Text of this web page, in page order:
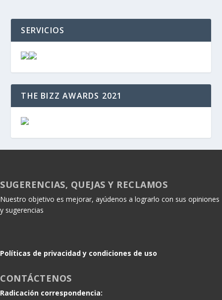
SERVICIOS
THE BIZZ AWARDS 2021
SUGERENCIAS, QUEJAS Y RECLAMOS
Nuestro objetivo es mejorar, ayúdenos a lograrlo con sus opiniones
y sugerencias
Políticas de privacidad y condiciones de uso
CONTÁCTENOS
Radicación correspondencia: